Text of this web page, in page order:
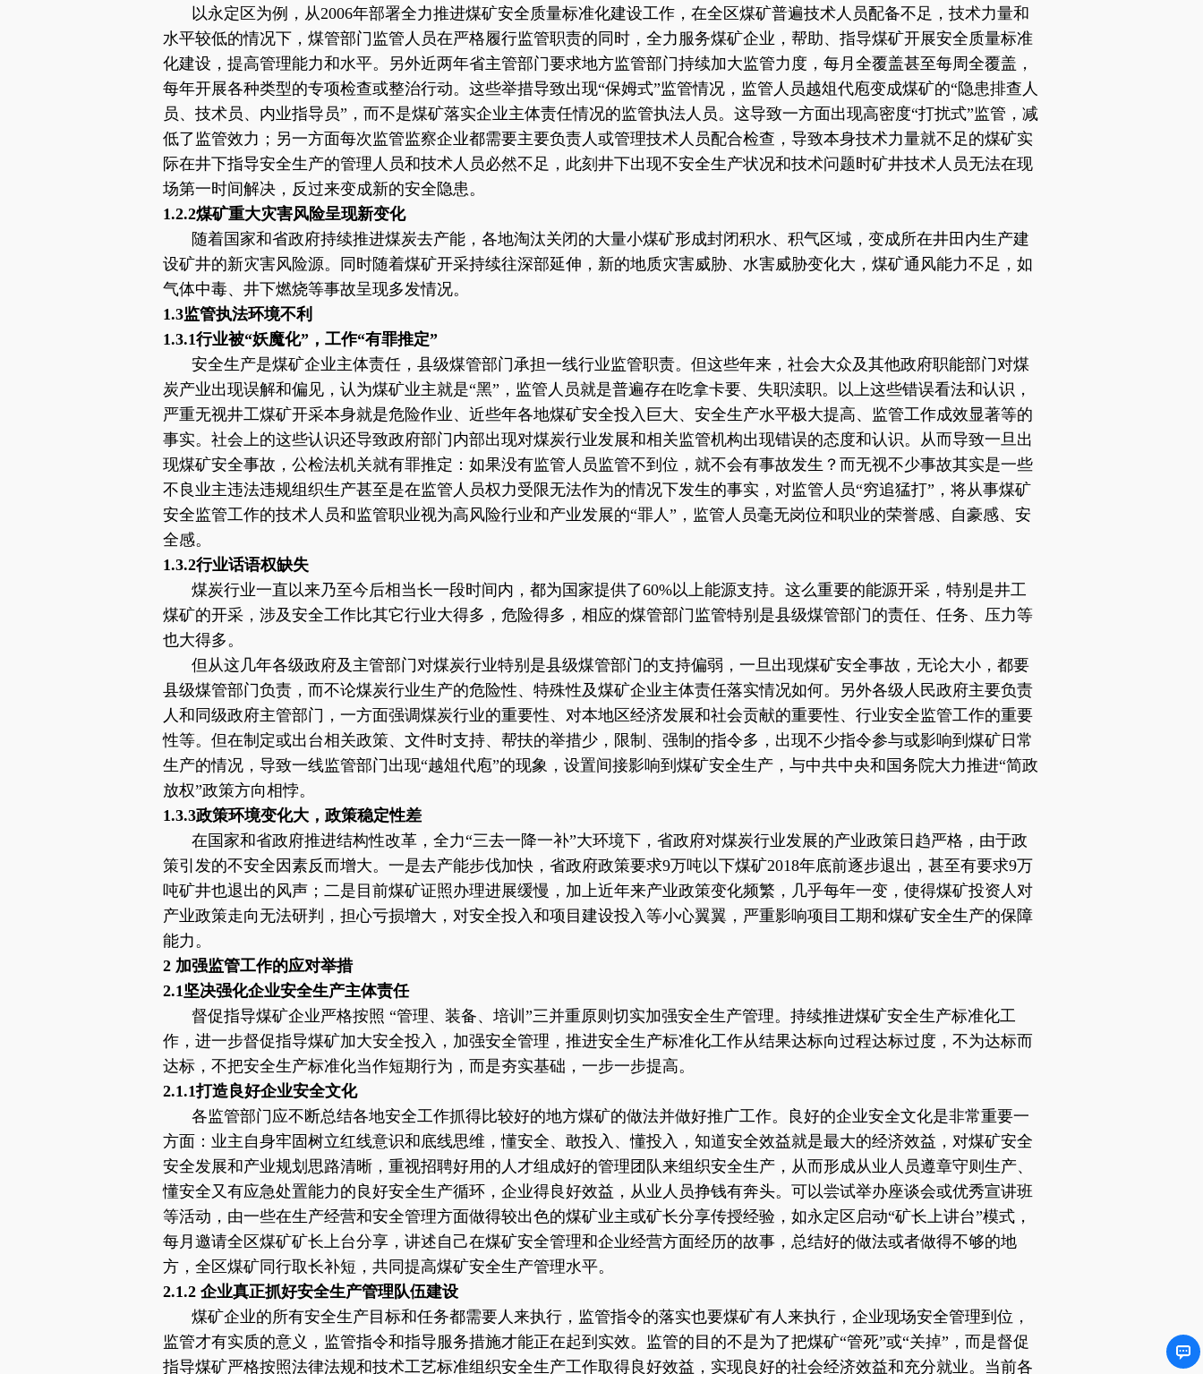
以永定区为例，从2006年部署全力推进煤矿安全质量标准化建设工作，在全区煤矿普遍技术人员配备不足，技术力量和
水平较低的情况下，煤管部门监管人员在严格履行监管职责的同时，全力服务煤矿企业，帮助、指导煤矿开展安全质量标准
化建设，提高管理能力和水平。另外近两年省主管部门要求地方监管部门持续加大监管力度，每月全覆盖甚至每周全覆盖，
每年开展各种类型的专项检查或整治行动。这些举措导致出现“保姆式”监管情况，监管人员越俎代庖变成煤矿的“隐患排查人
员、技术员、内业指导员”，而不是煤矿落实企业主体责任情况的监管执法人员。这导致一方面出现高密度“打扰式”监管，减
低了监管效力；另一方面每次监管监察企业都需要主要负责人或管理技术人员配合检查，导致本身技术力量就不足的煤矿实
际在井下指导安全生产的管理人员和技术人员必然不足，此刻井下出现不安全生产状况和技术问题时矿井技术人员无法在现
场第一时间解决，反过来变成新的安全隐患。
1.2.2煤矿重大灾害风险呈现新变化
随着国家和省政府持续推进煤炭去产能，各地淘汰关闭的大量小煤矿形成封闭积水、积气区域，变成所在井田内生产建
设矿井的新灾害风险源。同时随着煤矿开采持续往深部延伸，新的地质灾害威胁、水害威胁变化大，煤矿通风能力不足，如
气体中毒、井下燃烧等事故呈现多发情况。
1.3监管执法环境不利
1.3.1行业被“妖魔化”，工作“有罪推定”
安全生产是煤矿企业主体责任，县级煤管部门承担一线行业监管职责。但这些年来，社会大众及其他政府职能部门对煤
炭产业出现误解和偏见，认为煤矿业主就是“黑”，监管人员就是普遍存在吃拿卡要、失职渎职。以上这些错误看法和认识，
严重无视井工煤矿开采本身就是危险作业、近些年各地煤矿安全投入巨大、安全生产水平极大提高、监管工作成效显著等的
事实。社会上的这些认识还导致政府部门内部出现对煤炭行业发展和相关监管机构出现错误的态度和认识。从而导致一旦出
现煤矿安全事故，公检法机关就有罪推定：如果没有监管人员监管不到位，就不会有事故发生？而无视不少事故其实是一些
不良业主违法违规组织生产甚至是在监管人员权力受限无法作为的情况下发生的事实，对监管人员“穷追猛打”，将从事煤矿
安全监管工作的技术人员和监管职业视为高风险行业和产业发展的“罪人”，监管人员毫无岗位和职业的荣誉感、自豪感、安
全感。
1.3.2行业话语权缺失
煤炭行业一直以来乃至今后相当长一段时间内，都为国家提供了60%以上能源支持。这么重要的能源开采，特别是井工
煤矿的开采，涉及安全工作比其它行业大得多，危险得多，相应的煤管部门监管特别是县级煤管部门的责任、任务、压力等
也大得多。
但从这几年各级政府及主管部门对煤炭行业特别是县级煤管部门的支持偏弱，一旦出现煤矿安全事故，无论大小，都要
县级煤管部门负责，而不论煤炭行业生产的危险性、特殊性及煤矿企业主体责任落实情况如何。另外各级人民政府主要负责
人和同级政府主管部门，一方面强调煤炭行业的重要性、对本地区经济发展和社会贡献的重要性、行业安全监管工作的重要
性等。但在制定或出台相关政策、文件时支持、帮扶的举措少，限制、强制的指令多，出现不少指令参与或影响到煤矿日常
生产的情况，导致一线监管部门出现“越俎代庖”的现象，设置间接影响到煤矿安全生产，与中共中央和国务院大力推进“简政
放权”政策方向相悖。
1.3.3政策环境变化大，政策稳定性差
在国家和省政府推进结构性改革，全力“三去一降一补”大环境下，省政府对煤炭行业发展的产业政策日趋严格，由于政
策引发的不安全因素反而增大。一是去产能步伐加快，省政府政策要求9万吨以下煤矿2018年底前逐步退出，甚至有要求9万
吨矿井也退出的风声；二是目前煤矿证照办理进展缓慢，加上近年来产业政策变化频繁，几乎每年一变，使得煤矿投资人对
产业政策走向无法研判，担心亏损增大，对安全投入和项目建设投入等小心翼翼，严重影响项目工期和煤矿安全生产的保障
能力。
2 加强监管工作的应对举措
2.1坚决强化企业安全生产主体责任
督促指导煤矿企业严格按照 “管理、装备、培训”三并重原则切实加强安全生产管理。持续推进煤矿安全生产标准化工
作，进一步督促指导煤矿加大安全投入，加强安全管理，推进安全生产标准化工作从结果达标向过程达标过度，不为达标而
达标，不把安全生产标准化当作短期行为，而是夯实基础，一步一步提高。
2.1.1打造良好企业安全文化
各监管部门应不断总结各地安全工作抓得比较好的地方煤矿的做法并做好推广工作。良好的企业安全文化是非常重要一
方面：业主自身牢固树立红线意识和底线思维，懂安全、敢投入、懂投入，知道安全效益就是最大的经济效益，对煤矿安全
安全发展和产业规划思路清晰，重视招聘好用的人才组成好的管理团队来组织安全生产，从而形成从业人员遵章守则生产、
懂安全又有应急处置能力的良好安全生产循环，企业得良好效益，从业人员挣钱有奔头。可以尝试举办座谈会或优秀宣讲班
等活动，由一些在生产经营和安全管理方面做得较出色的煤矿业主或矿长分享传授经验，如永定区启动“矿长上讲台”模式，
每月邀请全区煤矿矿长上台分享，讲述自己在煤矿安全管理和企业经营方面经历的故事，总结好的做法或者做得不够的地
方，全区煤矿同行取长补短，共同提高煤矿安全生产管理水平。
2.1.2 企业真正抓好安全生产管理队伍建设
煤矿企业的所有安全生产目标和任务都需要人来执行，监管指令的落实也要煤矿有人来执行，企业现场安全管理到位，
监管才有实质的意义，监管指令和指导服务措施才能正在起到实效。监管的目的不是为了把煤矿“管死”或“关掉”，而是督促
指导煤矿严格按照法律法规和技术工艺标准组织安全生产工作取得良好效益，实现良好的社会经济效益和充分就业。当前各